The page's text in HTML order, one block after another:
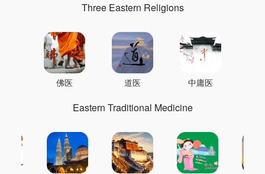
Three Eastern Religions
佛医 道医 中庸医
Eastern Traditional Medicine